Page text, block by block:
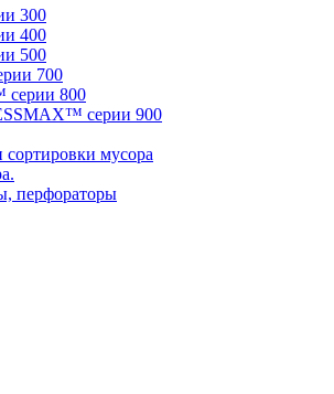
300
400
500
700
серии 800
серии 900
мусора
перфораторы